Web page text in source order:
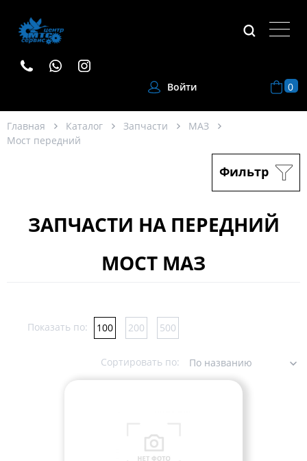
Войти 0
Главная Каталог Запчасти
МАЗ
Мост передний
Фильтр
ЗАПЧАСТИ НА ПЕРЕДНИЙ
МОСТ МАЗ
Показать по: 100 200 500
Сортировать по: По названию